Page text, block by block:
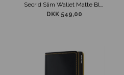
Secrid Slim Wallet Matte Black-Blue
DKK 549,00